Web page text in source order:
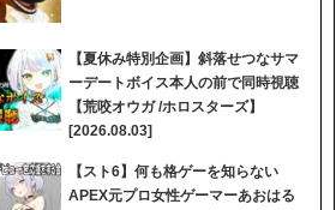
【夏休み特別企画】斜落せつなサマ
ーデートボイス本人の前で同時視聴
【荒咬オウガ /ホロスターズ】
[2026.08.03]
【スト6】何も格ゲーを知らない
APEX元プロ女性ゲーマーあおはる